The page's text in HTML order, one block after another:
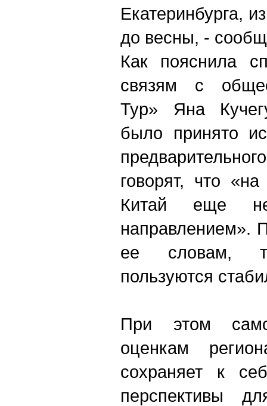
Екатеринбурга,
до весны, -
Как пояснила
связям с
Тур» Яна
было принято
говорят, что
Китай еще
направлением».
ее словам,
пользуются
При этом
оценкам
сохраняет к
перспективы